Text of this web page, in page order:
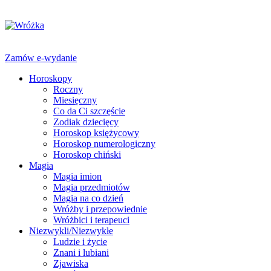
Zamów e-wydanie
Horoskopy
Roczny
Miesięczny
Co da Ci szczęście
Zodiak dziecięcy
Horoskop księżycowy
Horoskop numerologiczny
Horoskop chiński
Magia
Magia imion
Magia przedmiotów
Magia na co dzień
Wróżby i przepowiednie
Wróżbici i terapeuci
Niezwykli/Niezwykłe
Ludzie i życie
Znani i lubiani
Zjawiska